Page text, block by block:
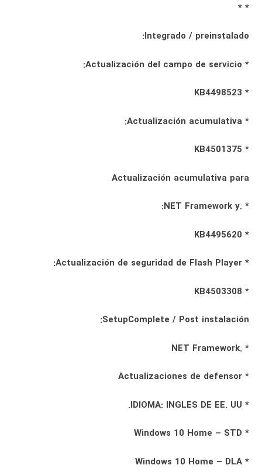
* *
Integrado / preinstalado:
* Actualización del campo de servicio:
* KB4498523
* Actualización acumulativa:
* KB4501375
Actualización acumulativa para
* .NET Framework y:
* KB4495620
* Actualización de seguridad de Flash Player:
* KB4503308
SetupComplete / Post instalación:
* .NET Framework
* Actualizaciones de defensor
* IDIOMA: INGLÉS DE EE. UU.
* Windows 10 Home – STD
* Windows 10 Home – DLA